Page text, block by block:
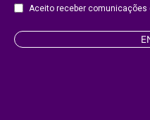
Aceito receber comunicações
Company
Name